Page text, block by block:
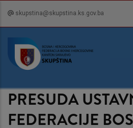
content
skupstina@skupstina.ks.gov.ba
PRESUDA
FEDERACIJE